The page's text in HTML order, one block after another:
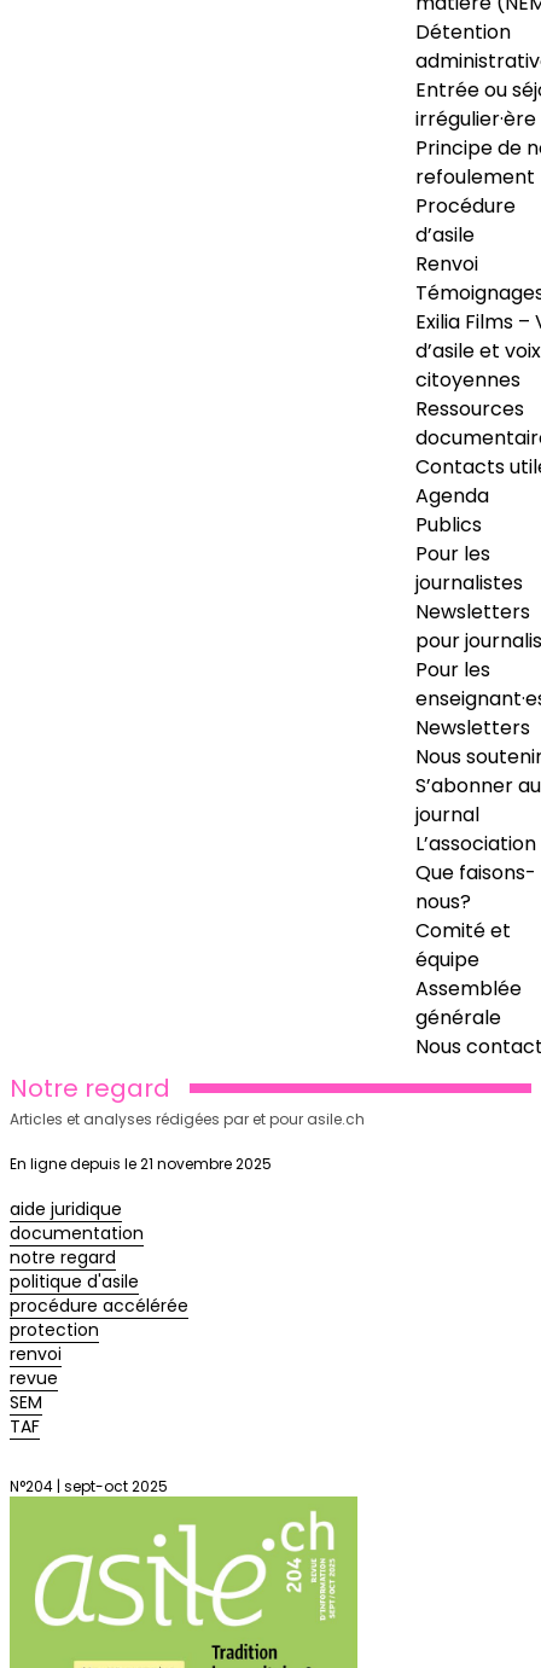
Détention
Entrée ou
irrégulier·ère
Principe de
refoulement
Procédure
d’asile
Renvoi
Exilia Films –
d’asile et voix
citoyennes
Ressources
Contacts
Agenda
Publics
Pour les
journalistes
Newsletters
pour
Pour les
Newsletters
Nous
S’abonner au
journal
L’association
Que faisons-
nous?
Comité et
équipe
Assemblée
générale
Nous
Notre regard
Articles et analyses rédigées par et pour asile.ch
En ligne depuis le 21 novembre 2025
aide juridique
documentation
notre regard
politique d'asile
procédure accélérée
protection
renvoi
revue
SEM
TAF
N°204 | sept-oct 2025